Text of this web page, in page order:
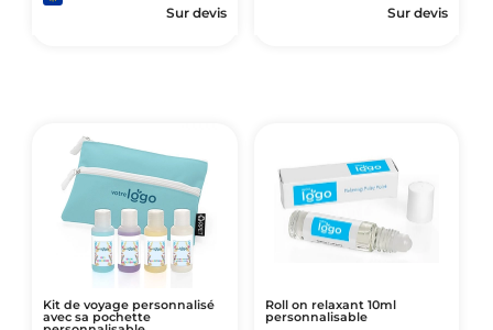
Sur devis
Sur devis
Kit de voyage personnalisé
avec sa pochette
Roll on relaxant 10ml
personnalisable